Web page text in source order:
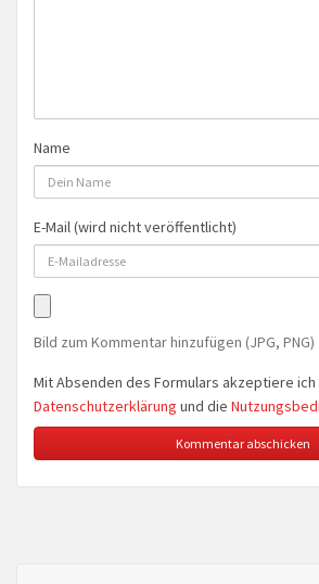
Name
E-Mail (wird nicht veröffentlicht)
Bild zum Kommentar hinzufügen (JPG, PNG)
Mit Absenden des Formulars akzeptiere ich
Datenschutzerklärung und die